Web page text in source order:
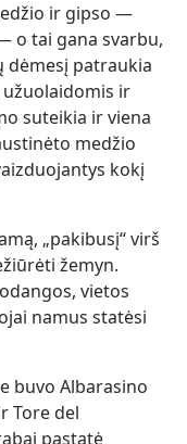
ir gipso —
o tai gana svarbu,
dėmesį patraukia
ir
suteikia ir viena
medžio
kokį
„pakibusį“ virš
žemyn.
vietos
namus statėsi
buvo Albarasino
Tore del
pastatė